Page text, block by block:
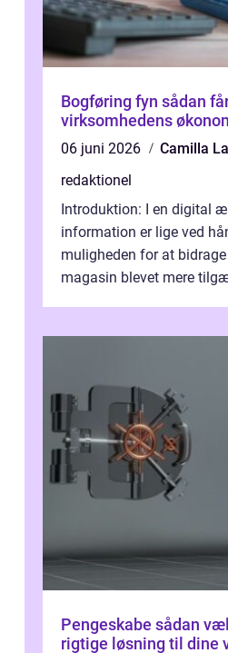
Bogføring fyn sådan får du styr på
virksomhedens
06 juni 2026
Camilla
redaktionel
Introduktion: I en digital
information er lige ved
muligheden for at
magasin blevet mere
Pengeskabe sådan vælger du den
rigtige løsning til dine